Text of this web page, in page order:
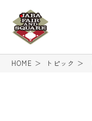
HOME トピック